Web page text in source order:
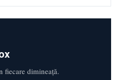
fiecare dimineață.